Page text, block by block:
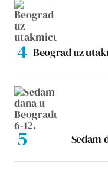
Beograd uz
Sedam